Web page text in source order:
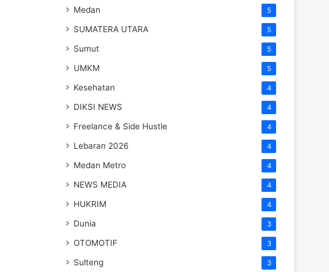
Medan 5
SUMATERA UTARA 5
Sumut 5
UMKM 5
Kesehatan 4
DIKSI NEWS 4
Freelance & Side Hustle 4
Lebaran 2026 4
Medan Metro 4
NEWS MEDIA 4
HUKRIM 4
Dunia 3
OTOMOTIF 3
Sulteng 3